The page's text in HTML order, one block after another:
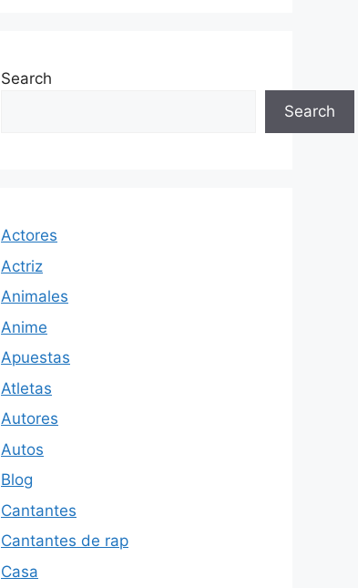
Search
Search
Actores
Actriz
Animales
Anime
Apuestas
Atletas
Autores
Autos
Blog
Cantantes
Cantantes de rap
Casa